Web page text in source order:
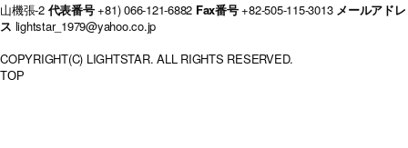
山機張-2 代表番号+81) 066-121-6882 Fax番号+82-505-115-3013 メールアドレ
ス lightstar_1979@yahoo.co.jp
COPYRIGHT(C) LIGHTSTAR. ALL RIGHTS RESERVED.
TOP